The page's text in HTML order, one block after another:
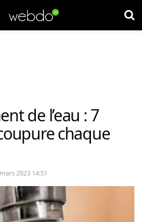
de l’eau : 7
chaque
2023 14:51